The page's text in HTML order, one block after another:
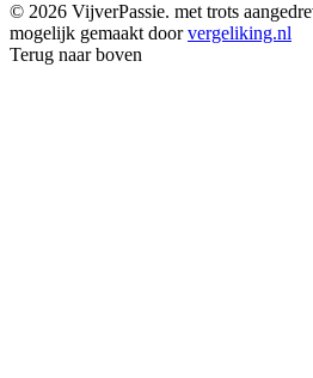
© 2026 VijverPassie. met trots
mogelijk gemaakt doorvergeliking.nl
Terug naar boven